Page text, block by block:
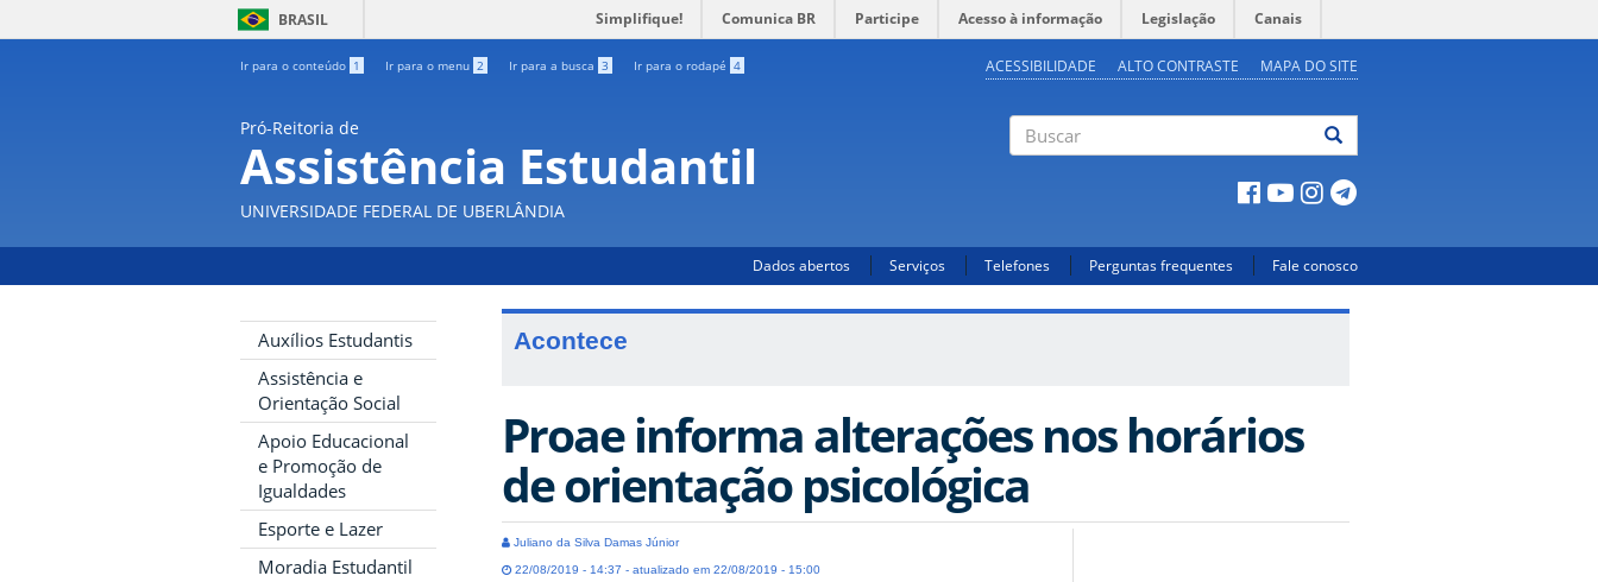
BRASIL Simplifique! Comunica BR Participe Acesso à informação Legislação Canais
Ir para o conteúdo 1 Ir para o menu 2 Ir para a busca 3 Ir para o rodapé 4 ACESSIBILIDADE ALTO CONTRASTE MAPA DO SITE
Pró-Reitoria de
Assistência Estudantil
UNIVERSIDADE FEDERAL DE UBERLÂNDIA
Dados abertos Serviços Telefones Perguntas frequentes Fale conosco
Auxílios Estudantis
Assistência e
Orientação Social
Apoio Educacional
e Promoção de
Igualdades
Esporte e Lazer
Moradia Estudantil
Acontece
Proae informa alterações nos horários
de orientação psicológica
Juliano da Silva Damas Júnior
22/08/2019 - 14:37 - atualizado em 22/08/2019 - 15:00